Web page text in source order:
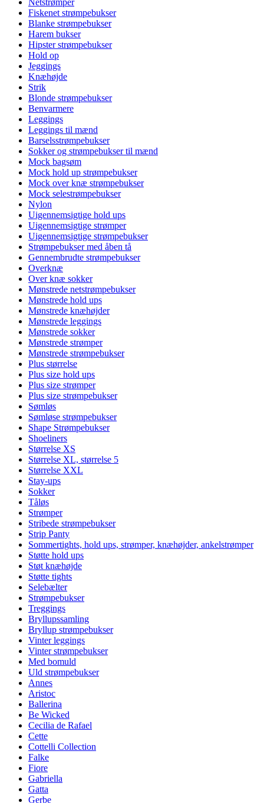
Netstrømper
Fiskenet strømpebukser
Blanke strømpebukser
Harem bukser
Hipster strømpebukser
Hold op
Jeggings
Knæhøjde
Strik
Blonde strømpebukser
Benvarmere
Leggings
Leggings til mænd
Barselsstrømpebukser
Sokker og strømpebukser til mænd
Mock bagsøm
Mock hold up strømpebukser
Mock over knæ strømpebukser
Mock selestrømpebukser
Nylon
Uigennemsigtige hold ups
Uigennemsigtige strømper
Uigennemsigtige strømpebukser
Strømpebukser med åben tå
Gennembrudte strømpebukser
Overknæ
Over knæ sokker
Mønstrede netstrømpebukser
Mønstrede hold ups
Mønstrede knæhøjder
Mønstrede leggings
Mønstrede sokker
Mønstrede strømper
Mønstrede strømpebukser
Plus størrelse
Plus size hold ups
Plus size strømper
Plus size strømpebukser
Sømløs
Sømløse strømpebukser
Shape Strømpebukser
Shoeliners
Størrelse XS
Størrelse XL, størrelse 5
Størrelse XXL
Stay-ups
Sokker
Tåløs
Strømper
Stribede strømpebukser
Strip Panty
Sommertights, hold ups, strømper, knæhøjder, ankelstrømper
Støtte hold ups
Støt knæhøjde
Støtte tights
Selebælter
Strømpebukser
Treggings
Bryllupssamling
Bryllup strømpebukser
Vinter leggings
Vinter strømpebukser
Med bomuld
Uld strømpebukser
Annes
Aristoc
Ballerina
Be Wicked
Cecilia de Rafael
Cette
Cottelli Collection
Falke
Fiore
Gabriella
Gatta
Gerbe